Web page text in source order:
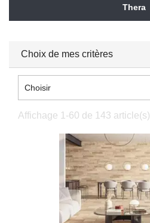
Thera
Choix de mes critères
Choisir
Affichage 1-60 de 143 article(s)